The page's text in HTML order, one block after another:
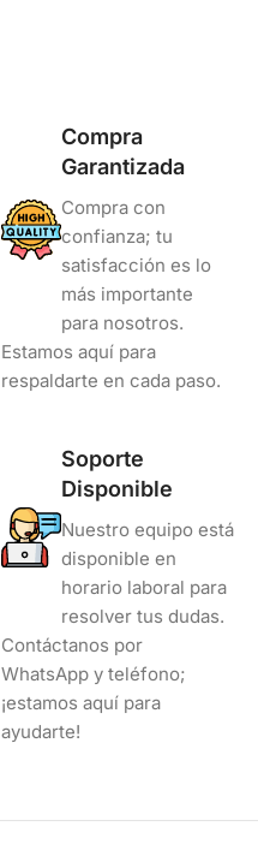
Compra
Garantizada
Compra con
confianza; tu
satisfacción es lo
más importante
para nosotros.
Estamos aquí para
respaldarte en cada paso.
Soporte
Disponible
Nuestro equipo está
disponible en
horario laboral para
resolver tus dudas.
Contáctanos por
WhatsApp y teléfono;
¡estamos aquí para
ayudarte!